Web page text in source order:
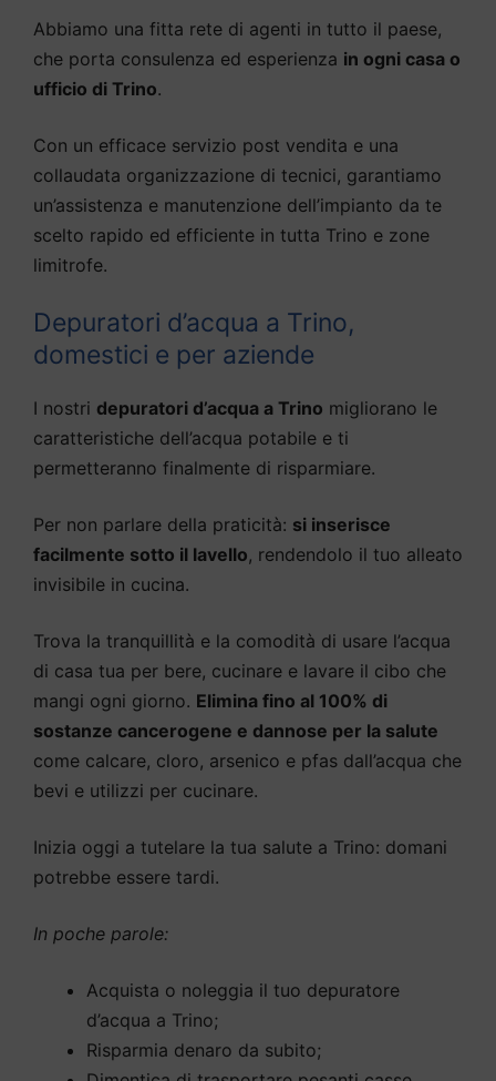
Abbiamo una fitta rete di agenti in tutto il paese,
che porta consulenza ed esperienza in ogni casa o
ufficio di Trino.
Con un efficace servizio post vendita e una
collaudata organizzazione di tecnici, garantiamo
un’assistenza e manutenzione dell’impianto da te
scelto rapido ed efficiente in tutta Trino e zone
limitrofe.
Depuratori d’acqua a Trino,
domestici e per aziende
I nostri depuratori d’acqua a Trino migliorano le
caratteristiche dell’acqua potabile e ti
permetteranno finalmente di risparmiare.
Per non parlare della praticità: si inserisce
facilmente sotto il lavello, rendendolo il tuo alleato
invisibile in cucina.
Trova la tranquillità e la comodità di usare l’acqua
di casa tua per bere, cucinare e lavare il cibo che
mangi ogni giorno. Elimina fino al 100% di
sostanze cancerogene e dannose per la salute
come calcare, cloro, arsenico e pfas dall’acqua che
bevi e utilizzi per cucinare.
Inizia oggi a tutelare la tua salute a Trino: domani
potrebbe essere tardi.
In poche parole:
Acquista o noleggia il tuo depuratore
d’acqua a Trino;
Risparmia denaro da subito;